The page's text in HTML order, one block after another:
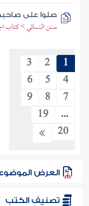
صلوا على
سنن النسائي > كتاب
1
2
3
4
5
6
7
8
9
...
19
20
العرض
تصنيف الكتب